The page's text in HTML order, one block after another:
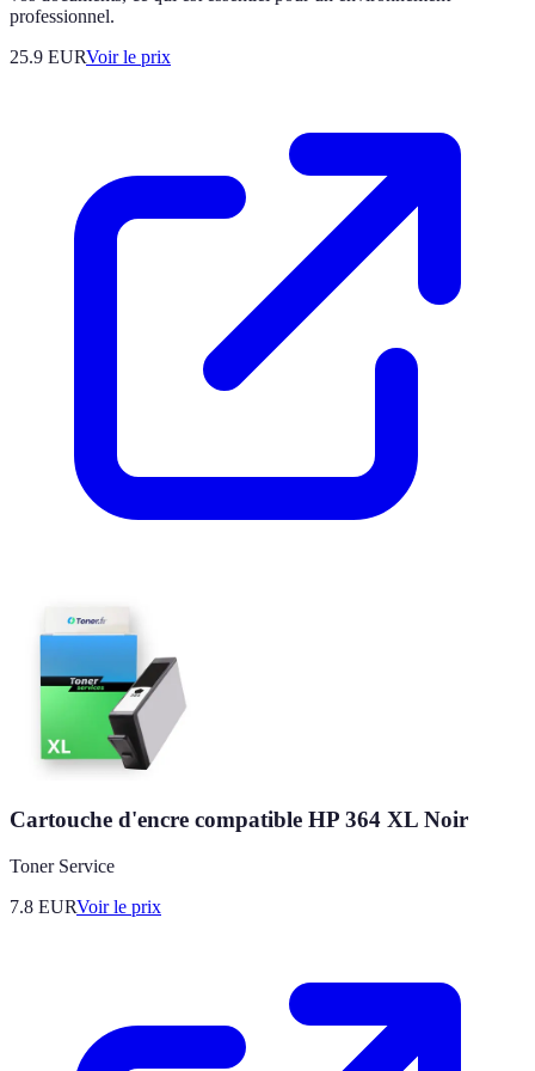
professionnel.
25.9 EURVoir le prix
Cartouche d'encre compatible HP 364 XL Noir
Toner Service
7.8 EURVoir le prix